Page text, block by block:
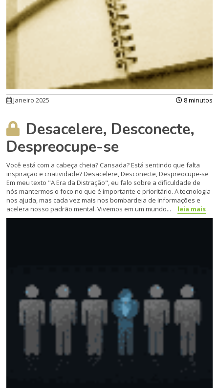
Janeiro 2025 8 minutos
Desacelere, Desconecte,
Despreocupe-se
Você está com a cabeça cheia? Cansada? Está sentindo que falta
inspiração e criatividade? Desacelere, Desconecte, Despreocupe-se
Em meu texto "A Era da Distração", eu falo sobre a dificuldade de
nós mantermos o foco no que é importante e prioritário. A tecnologia
nos ajuda, mas cada vez mais nos bombardeia de informações e
acelera nosso padrão mental. Vivemos em um mundo...
leia mais